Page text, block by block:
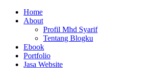
Home
About
Profil Mhd Syarif
Tentang Blogku
Ebook
Portfolio
Jasa Website